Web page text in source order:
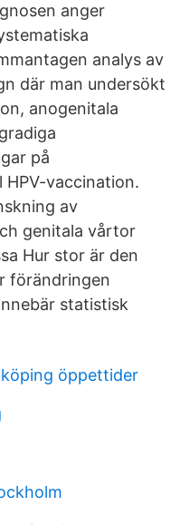
anger
analys av
där man undersökt
anogenitala
på
vaccination.
av
genitala vårtor
Hur stor är den
förändringen
statistisk
öppettider